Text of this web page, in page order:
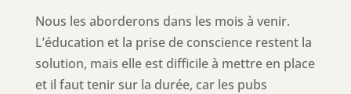
Nous les aborderons dans les mois à venir.
L’éducation et la prise de conscience restent la
solution, mais elle est difficile à mettre en place
et il faut tenir sur la durée, car les pubs